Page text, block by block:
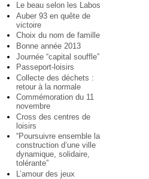
Le beau selon les Labos
Auber 93 en quête de
victoire
Choix du nom de famille
Bonne année 2013
Journée “capital souffle”
Passeport-loisirs
Collecte des déchets :
retour à la normale
Commémoration du 11
novembre
Cross des centres de
loisirs
“Poursuivre ensemble la
construction d’une ville
dynamique, solidaire,
tolérante”
L’amour des jeux